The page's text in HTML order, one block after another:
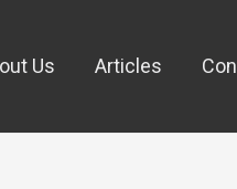
Us Articles